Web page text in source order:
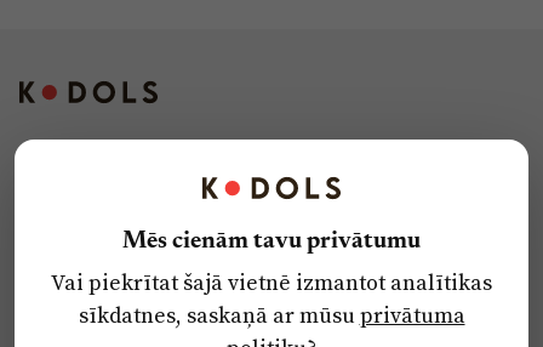
Privātuma politika
Ētikas kodekss
Mēs cienām tavu privātumu
Vai piekrītat šajā vietnē izmantot analītikas
sīkdatnes, saskaņā ar mūsuprivātuma